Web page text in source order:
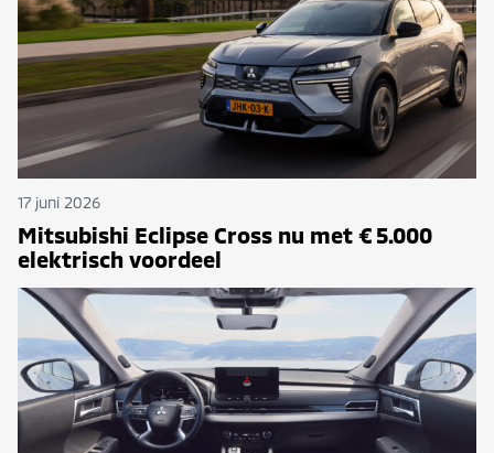
17 juni 2026
Mitsubishi Eclipse Cross nu met € 5.000
elektrisch voordeel